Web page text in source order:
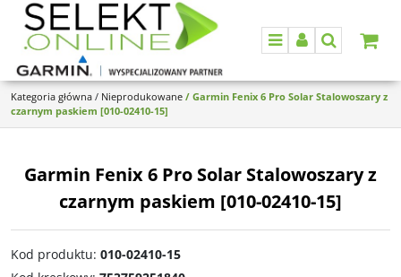
MenuPanelSzukaj
Kategoria główna / Nieprodukowane / Garmin Fenix 6 Pro Solar Stalowoszary z
czarnym paskiem [010-02410-15]
Garmin Fenix 6 Pro Solar Stalowoszary z
czarnym paskiem [010-02410-15]
Kod produktu: 010-02410-15